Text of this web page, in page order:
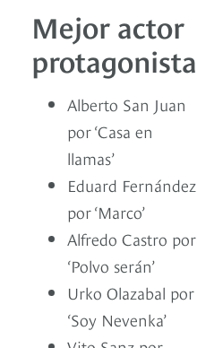
Mejor actor
protagonista
Alberto San Juan
por ‘Casa en
llamas’
Eduard Fernández
por ‘Marco’
Alfredo Castro por
‘Polvo serán’
Urko Olazabal por
‘Soy Nevenka’